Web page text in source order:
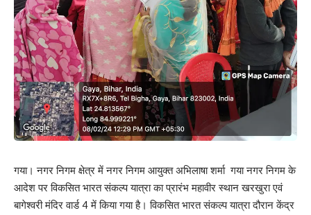
गया। नगर निगम क्षेत्र में नगर निगम आयुक्त अभिलाषा शर्मा गया नगर निगम के
आदेश पर विकसित भारत संकल्प यात्रा का प्रारंभ महावीर स्थान खरखुरा एवं
बागेश्वरी मंदिर वार्ड 4 में किया गया है। विकसित भारत संकल्प यात्रा दौरान केंद्र